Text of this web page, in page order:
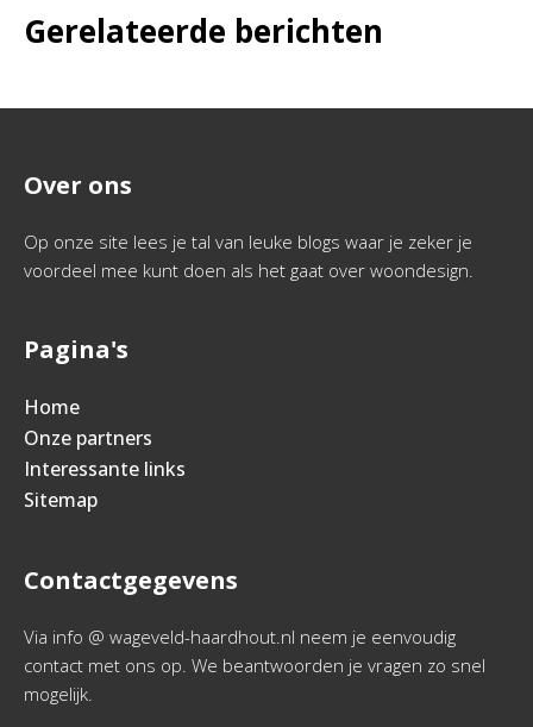
Gerelateerde berichten
Over ons
Op onze site lees je tal van leuke blogs waar je zeker je
voordeel mee kunt doen als het gaat over woondesign.
Pagina's
Home
Onze partners
Interessante links
Sitemap
Contactgegevens
Via info @ wageveld-haardhout.nl neem je eenvoudig
contact met ons op. We beantwoorden je vragen zo snel
mogelijk.